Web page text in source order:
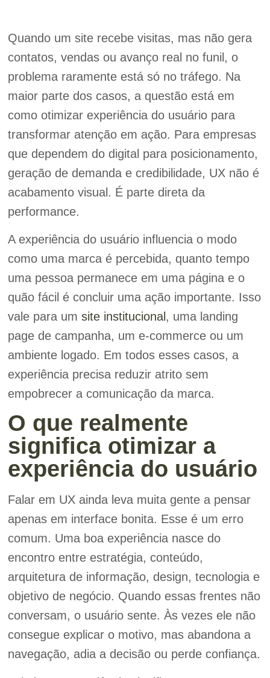
Quando um site recebe visitas, mas não gera
contatos, vendas ou avanço real no funil, o
problema raramente está só no tráfego. Na
maior parte dos casos, a questão está em
como otimizar experiência do usuário para
transformar atenção em ação. Para empresas
que dependem do digital para posicionamento,
geração de demanda e credibilidade, UX não é
acabamento visual. É parte direta da
performance.
A experiência do usuário influencia o modo
como uma marca é percebida, quanto tempo
uma pessoa permanece em uma página e o
quão fácil é concluir uma ação importante. Isso
vale para um site institucional , uma landing
page de campanha, um e-commerce ou um
ambiente logado. Em todos esses casos, a
experiência precisa reduzir atrito sem
empobrecer a comunicação da marca.
O que realmente
significa otimizar a
experiência do usuário
Falar em UX ainda leva muita gente a pensar
apenas em interface bonita. Esse é um erro
comum. Uma boa experiência nasce do
encontro entre estratégia, conteúdo,
arquitetura de informação, design, tecnologia e
objetivo de negócio. Quando essas frentes não
conversam, o usuário sente. Às vezes ele não
consegue explicar o motivo, mas abandona a
navegação, adia a decisão ou perde confiança.